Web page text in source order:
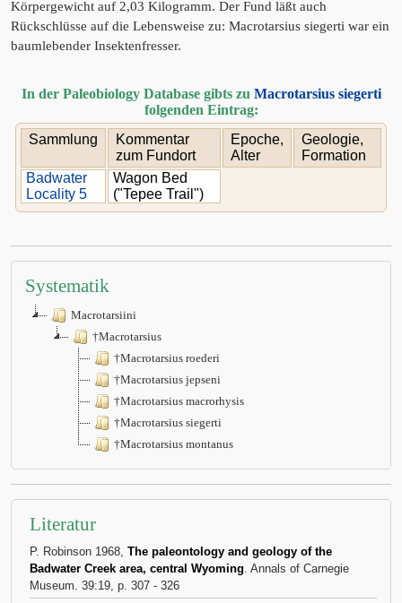
Körpergewicht auf 2,03 Kilogramm. Der Fund läßt auch
Rückschlüsse auf die Lebensweise zu: Macrotarsius siegerti war ein
baumlebender Insektenfresser.
In der Paleobiology Database gibts zu Macrotarsius siegerti
folgenden Eintrag:
Sammlung
Kommentar
zum Fundort
Epoche,
Alter
Geologie,
Formation
Badwater
Locality 5
Wagon Bed
("Tepee Trail")
Systematik
Macrotarsiini
†Macrotarsius
†Macrotarsius roederi
†Macrotarsius jepseni
†Macrotarsius macrorhysis
†Macrotarsius siegerti
†Macrotarsius montanus
Literatur
P. Robinson 1968, The paleontology and geology of the
Badwater Creek area, central Wyoming. Annals of Carnegie
Museum. 39:19, p. 307 - 326